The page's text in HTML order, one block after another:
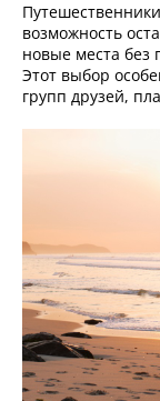
возможность
новые места без
Этот выбор
групп друзей,